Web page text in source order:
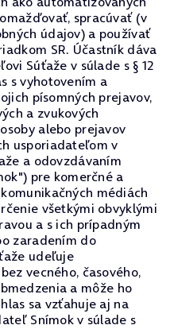
spracúvať (v
údajov) a používať
SR. Účastník dáva
Súťaže v súlade s § 12
s vyhotovením a
písomných prejavov,
a zvukových
alebo prejavov
usporiadateľom v
a odovzdávaním
pre komerčné a
médiách
všetkými obvyklými
a s ich prípadným
zaradením do
udeľuje
vecného, časového,
a môže ho
sa vzťahuje aj na
Snímok v súlade s